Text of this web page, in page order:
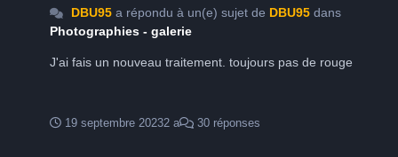
DBU95a répondu à un(e) sujet de DBU95dans
Photographies - galerie
J'ai fais un nouveau traitement. toujours pas de rouge
19 septembre 20232 a 30 réponses